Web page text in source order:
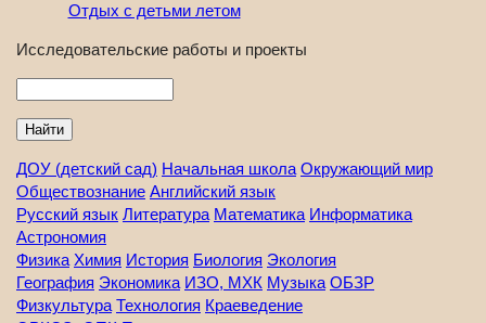
Отдых с детьми летом
Исследовательские работы и проекты
ДОУ (детский сад) Начальная школа Окружающий мир
Обществознание Английский язык
Русский язык Литература Математика Информатика
Астрономия
Физика Химия История Биология Экология
География Экономика ИЗО, МХК Музыка ОБЗР
Физкультура Технология Краеведение